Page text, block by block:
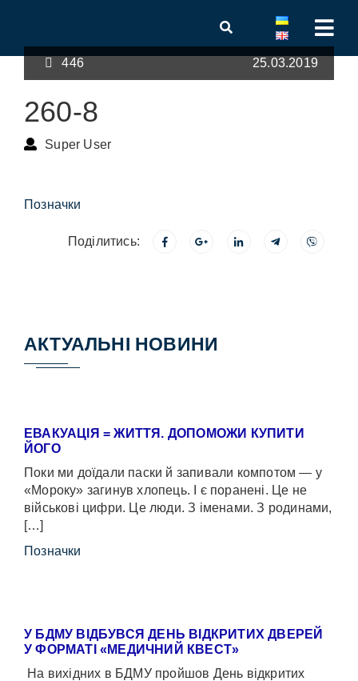
446 25.03.2019
260-8
Super User
Позначки
Поділитись:
АКТУАЛЬНІ НОВИНИ
ЕВАКУАЦІЯ = ЖИТТЯ. ДОПОМОЖИ КУПИТИ
ЙОГО
Поки ми доїдали паски й запивали компотом — у
«Мороку» загинув хлопець. І є поранені. Це не
військові цифри. Це люди. З іменами. З родинами,
[…]
Позначки
У БДМУ ВІДБУВСЯ ДЕНЬ ВІДКРИТИХ ДВЕРЕЙ
У ФОРМАТІ «МЕДИЧНИЙ КВЕСТ»
На вихідних в БДМУ пройшов День відкритих